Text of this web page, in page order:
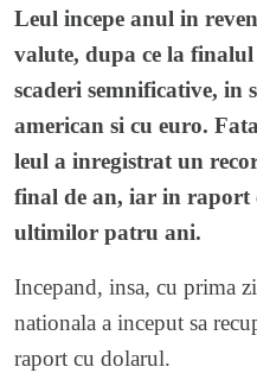
Leul incepe anul in
valute, dupa ce la
scaderi semnificative,
american si cu euro.
leul a inregistrat un
final de an, iar in raport
ultimilor patru ani.
Incepand, insa, cu prima
nationala a inceput sa
raport cu dolarul.